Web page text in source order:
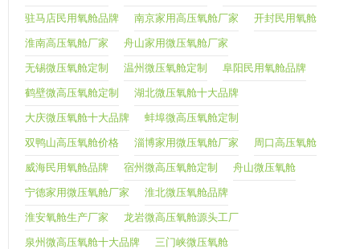
驻马店民用氧舱品牌 南京家用高压氧舱厂家 开封民用氧舱
淮南高压氧舱厂家 舟山家用微压氧舱厂家
无锡微压氧舱定制 温州微压氧舱定制 阜阳民用氧舱品牌
鹤壁微高压氧舱定制 湖北微压氧舱十大品牌
大庆微压氧舱十大品牌 蚌埠微高压氧舱定制
双鸭山高压氧舱价格 淄博家用微压氧舱厂家 周口高压氧舱
威海民用氧舱品牌 宿州微高压氧舱定制 舟山微压氧舱
宁德家用微压氧舱厂家 淮北微压氧舱品牌
淮安氧舱生产厂家 龙岩微高压氧舱源头工厂
泉州微高压氧舱十大品牌 三门峡微压氧舱